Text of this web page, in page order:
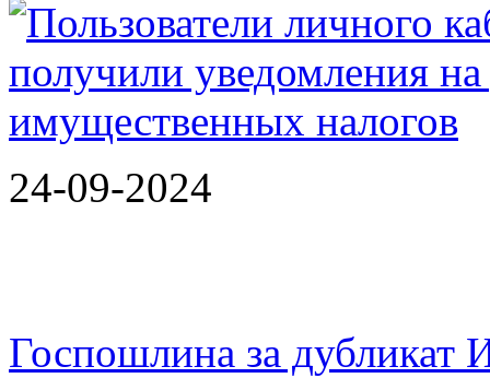
24-09-2024
Госпошлина за дубликат